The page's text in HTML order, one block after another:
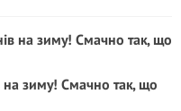
на зиму! Смачно так, що